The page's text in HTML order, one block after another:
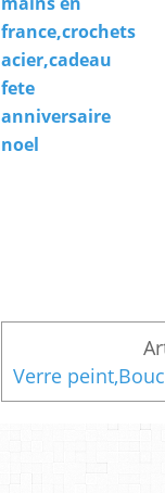
france,crochets
acier,cadeau
fete
anniversaire
noel